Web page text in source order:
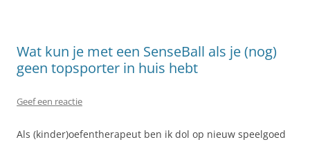
Wat kun je met een SenseBall als je (nog)
geen topsporter in huis hebt
Geef een reactie
Als (kinder)oefentherapeut ben ik dol op nieuw speelgoed